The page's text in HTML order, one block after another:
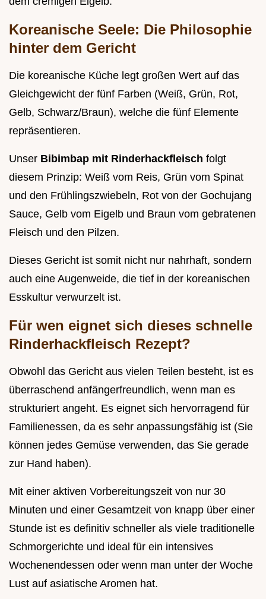
Koreanische Seele: Die Philosophie
hinter dem Gericht
Die koreanische Küche legt großen Wert auf das
Gleichgewicht der fünf Farben (Weiß, Grün, Rot,
Gelb, Schwarz/Braun), welche die fünf Elemente
repräsentieren.
Unser Bibimbap mit Rinderhackfleisch folgt
diesem Prinzip: Weiß vom Reis, Grün vom Spinat
und den Frühlingszwiebeln, Rot von der Gochujang
Sauce, Gelb vom Eigelb und Braun vom gebratenen
Fleisch und den Pilzen.
Dieses Gericht ist somit nicht nur nahrhaft, sondern
auch eine Augenweide, die tief in der koreanischen
Esskultur verwurzelt ist.
Für wen eignet sich dieses schnelle
Rinderhackfleisch Rezept?
Obwohl das Gericht aus vielen Teilen besteht, ist es
überraschend anfängerfreundlich, wenn man es
strukturiert angeht. Es eignet sich hervorragend für
Familienessen, da es sehr anpassungsfähig ist (Sie
können jedes Gemüse verwenden, das Sie gerade
zur Hand haben).
Mit einer aktiven Vorbereitungszeit von nur 30
Minuten und einer Gesamtzeit von knapp über einer
Stunde ist es definitiv schneller als viele traditionelle
Schmorgerichte und ideal für ein intensives
Wochenendessen oder wenn man unter der Woche
Lust auf asiatische Aromen hat.